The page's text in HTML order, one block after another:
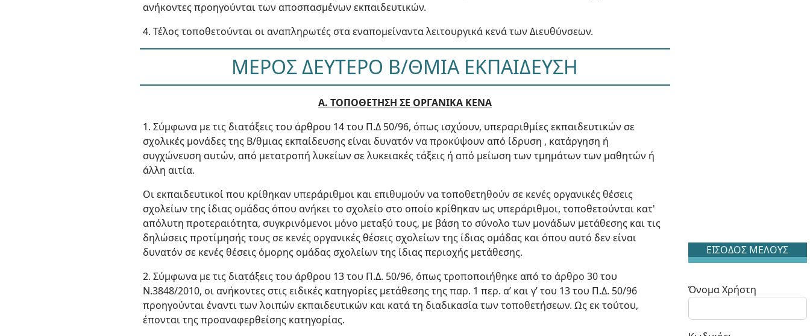
ανήκοντες προηγούνται των αποσπασμένων εκπαιδευτικών.
4. Τέλος τοποθετούνται οι αναπληρωτές στα εναπομείναντα λειτουργικά κενά των Διευθύνσεων.
ΜΕΡΟΣ ΔΕΥΤΕΡΟ Β/ΘΜΙΑ ΕΚΠΑΙΔΕΥΣΗ
Α. ΤΟΠΟΘΕΤΗΣΗ ΣΕ ΟΡΓΑΝΙΚΑ ΚΕΝΑ
1. Σύμφωνα με τις διατάξεις του άρθρου 14 του Π.Δ 50/96, όπως ισχύουν, υπεραριθμίες εκπαιδευτικών σε
σχολικές μονάδες της Β/θμιας εκπαίδευσης είναι δυνατόν να προκύψουν από ίδρυση , κατάργηση ή
συγχώνευση αυτών, από μετατροπή λυκείων σε λυκειακές τάξεις ή από μείωση των τμημάτων των μαθητών ή
άλλη αιτία.
Οι εκπαιδευτικοί που κρίθηκαν υπεράριθμοι και επιθυμούν να τοποθετηθούν σε κενές οργανικές θέσεις
σχολείων της ίδιας ομάδας όπου ανήκει το σχολείο στο οποίο κρίθηκαν ως υπεράριθμοι, τοποθετούνται κατ'
απόλυτη προτεραιότητα, συγκρινόμενοι μόνο μεταξύ τους, με βάση το σύνολο των μονάδων μετάθεσης και τις
δηλώσεις προτίμησής τους σε κενές οργανικές θέσεις σχολείων της ίδιας ομάδας και όπου αυτό δεν είναι
δυνατόν σε κενές θέσεις όμορης ομάδας σχολείων της ίδιας περιοχής μετάθεσης.
2. Σύμφωνα με τις διατάξεις του άρθρου 13 του Π.Δ. 50/96, όπως τροποποιήθηκε από το άρθρο 30 του
Ν.3848/2010, οι ανήκοντες στις ειδικές κατηγορίες μετάθεσης της παρ. 1 περ. α’ και γ’ του 13 του Π.Δ. 50/96
προηγούνται έναντι των λοιπών εκπαιδευτικών και κατά τη διαδικασία των τοποθετήσεων. Ως εκ τούτου,
έπονται της προαναφερθείσης κατηγορίας.
ΕΙΣΟΔΟΣ ΜΕΛΟΥΣ
Όνομα Χρήστη